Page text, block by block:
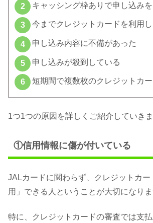
キャッシング枠ありで申し込み
今までクレジットカードを利用
申し込み内容に不備があった
申し込みが殺到している
短期間で複数枚のクレジットカ
1つ1つの原因を詳しくご紹介していきま
①信用情報に傷が付いている
JALカードに関わらず、クレジットカ
用」できる人ということが大切になりま
特に、クレジットカードの審査では支